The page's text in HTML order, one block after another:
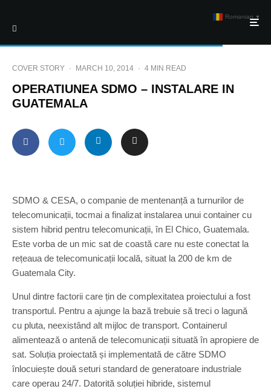
COVER STORY · MARCH 10, 2014 · 4 MIN READ
OPERATIUNEA SDMO – INSTALARE IN
GUATEMALA
SDMO & CESA, o companie de mentenanță a turnurilor de
telecomunicații, tocmai a finalizat instalarea unui container cu
sistem hibrid pentru telecomunicații, în El Chico, Guatemala.
Este vorba de un mic sat de coastă care nu este conectat la
rețeaua de telecomunicații locală, situat la 200 de km de
Guatemala City.
Unul dintre factorii care țin de complexitatea proiectului a fost
transportul. Pentru a ajunge la bază trebuie să treci o lagună
cu pluta, neexistând alt mijloc de transport. Containerul
alimentează o antenă de telecomunicații situată în apropiere de
sat. Soluția proiectată și implementată de către SDMO
înlocuiește două seturi standard de generatoare industriale
care operau 24/7. Datorită soluției hibride, sistemul
Romanian ▼